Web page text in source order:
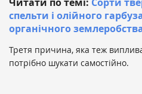
спельти і олійного
органічного
Третя причина, яка теж
потрібно шукати самостійно.